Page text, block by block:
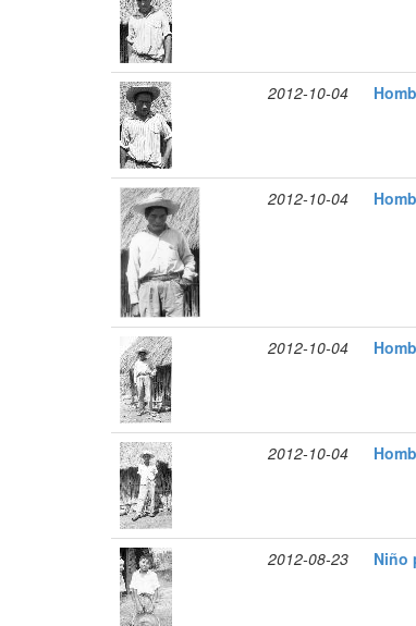
2012-10-04
2012-10-04
2012-10-04
2012-10-04
2012-08-23 Niño